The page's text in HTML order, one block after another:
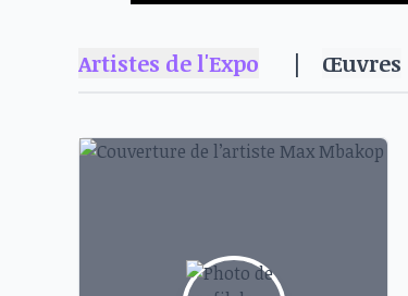
Artistes de l'Expo | Œuvres